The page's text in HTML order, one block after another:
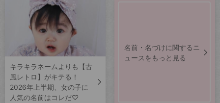
キラキラネームよりも【古
風レトロ】がキテる！
2026年上半期、女の子に
人気の名前はコレだ♡
名前・名づけに関するニ
ュースをもっと見る